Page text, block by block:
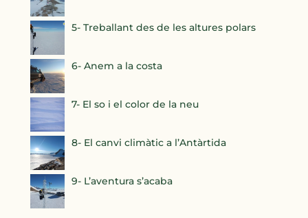
5- Treballant des de les altures polars
6- Anem a la costa
7- El so i el color de la neu
8- El canvi climàtic a l’Antàrtida
9- L’aventura s’acaba